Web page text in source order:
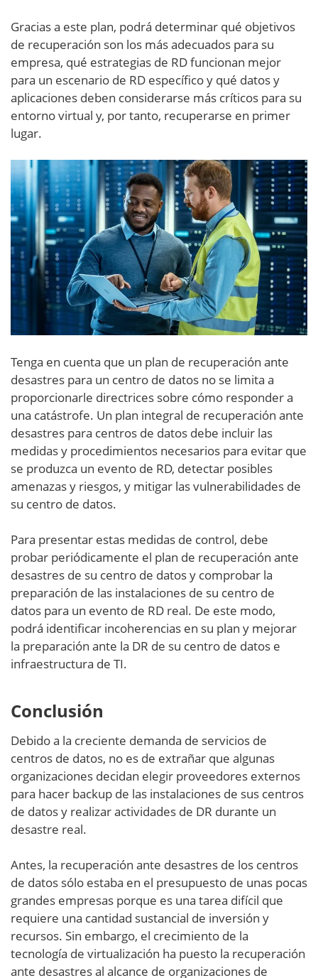
Gracias a este plan, podrá determinar qué objetivos
de recuperación son los más adecuados para su
empresa, qué estrategias de RD funcionan mejor
para un escenario de RD específico y qué datos y
aplicaciones deben considerarse más críticos para su
entorno virtual y, por tanto, recuperarse en primer
lugar.
Tenga en cuenta que un plan de recuperación ante
desastres para un centro de datos no se limita a
proporcionarle directrices sobre cómo responder a
una catástrofe. Un plan integral de recuperación ante
desastres para centros de datos debe incluir las
medidas y procedimientos necesarios para evitar que
se produzca un evento de RD, detectar posibles
amenazas y riesgos, y mitigar las vulnerabilidades de
su centro de datos.
Para presentar estas medidas de control, debe
probar periódicamente el plan de recuperación ante
desastres de su centro de datos y comprobar la
preparación de las instalaciones de su centro de
datos para un evento de RD real. De este modo,
podrá identificar incoherencias en su plan y mejorar
la preparación ante la DR de su centro de datos e
infraestructura de TI.
Conclusión
Debido a la creciente demanda de servicios de
centros de datos, no es de extrañar que algunas
organizaciones decidan elegir proveedores externos
para hacer backup de las instalaciones de sus centros
de datos y realizar actividades de DR durante un
desastre real.
Antes, la recuperación ante desastres de los centros
de datos sólo estaba en el presupuesto de unas pocas
grandes empresas porque es una tarea difícil que
requiere una cantidad sustancial de inversión y
recursos. Sin embargo, el crecimiento de la
tecnología de virtualización ha puesto la recuperación
ante desastres al alcance de organizaciones de